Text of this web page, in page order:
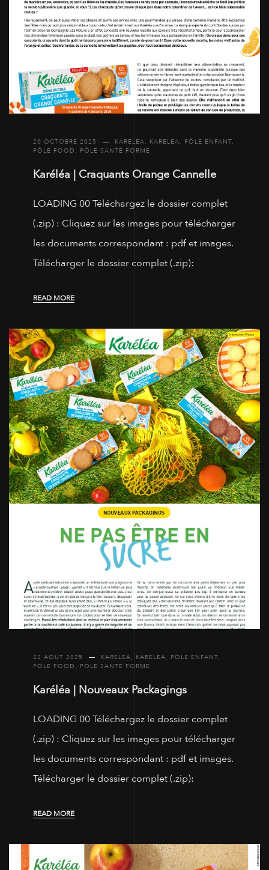
20 OCTOBRE 2025 KARELEA, KARELEA, PÔLE ENFANT,
PÔLE FOOD, PÔLE SANTÉ FORME
Karéléa | Craquants Orange Cannelle
LOADING 00 Téléchargez le dossier complet
(.zip) : Cliquez sur les images pour télécharger
les documents correspondant : pdf et images.
Télécharger le dossier complet (.zip):
READ MORE
22 AOÛT 2025 KARELEA, KARELEA, PÔLE ENFANT,
PÔLE FOOD, PÔLE SANTÉ FORME
Karéléa | Nouveaux Packagings
LOADING 00 Téléchargez le dossier complet
(.zip) : Cliquez sur les images pour télécharger
les documents correspondant : pdf et images.
Télécharger le dossier complet (.zip):
READ MORE